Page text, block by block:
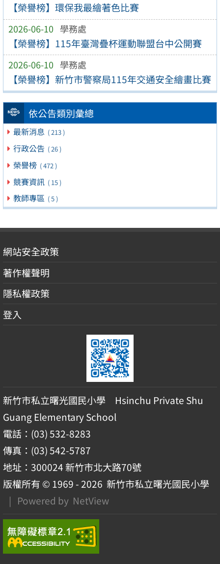
【榮譽榜】環保我最繪著色比賽
2026-06-10 學務處
【榮譽榜】115年臺灣疊杯運動聯盟台中公開賽
2026-06-10 學務處
【榮譽榜】新竹市警察局115年交通安全繪畫比賽
依公告類別彙總
最新消息 ( 213 )
行政公告 ( 26 )
榮譽榜 ( 472 )
競賽資訊 ( 15 )
教師專區 ( 5 )
網站安全政策
著作權聲明
隱私權政策
登入
新竹市私立曙光國民小學 Hsinchu Private Shu
Guang Elementary School
電話：(03) 532-8283
傳真：(03) 542-5787
地址：300024 新竹市北大路70號
版權所有 © 1969 - 2026 新竹市私立曙光國民小學
| Powered by NetView